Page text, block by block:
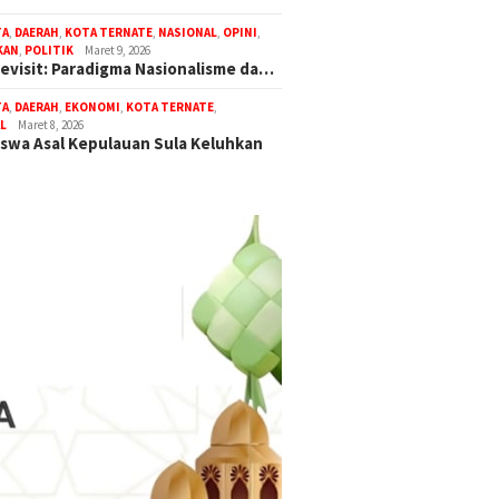
, DAERAH, KOTA TERNATE, NASIONAL, OPINI,
, POLITIK Maret 9, 2026
Paradigma Nasionalisme da…
, DAERAH, EKONOMI, KOTA TERNATE,
Maret 8, 2026
Asal Kepulauan Sula Keluhkan